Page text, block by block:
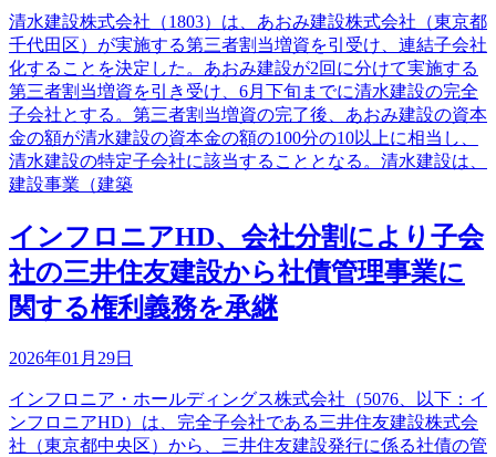
清水建設株式会社（1803）は、あおみ建設株式会社（東京都
千代田区）が実施する第三者割当増資を引受け、連結子会社
化することを決定した。あおみ建設が2回に分けて実施する
第三者割当増資を引き受け、6月下旬までに清水建設の完全
子会社とする。第三者割当増資の完了後、あおみ建設の資本
金の額が清水建設の資本金の額の100分の10以上に相当し、
清水建設の特定子会社に該当することとなる。清水建設は、
建設事業（建築
インフロニアHD、会社分割により子会
社の三井住友建設から社債管理事業に
関する権利義務を承継
2026年01月29日
インフロニア・ホールディングス株式会社（5076、以下：イ
ンフロニアHD）は、完全子会社である三井住友建設株式会
社（東京都中央区）から、三井住友建設発行に係る社債の管